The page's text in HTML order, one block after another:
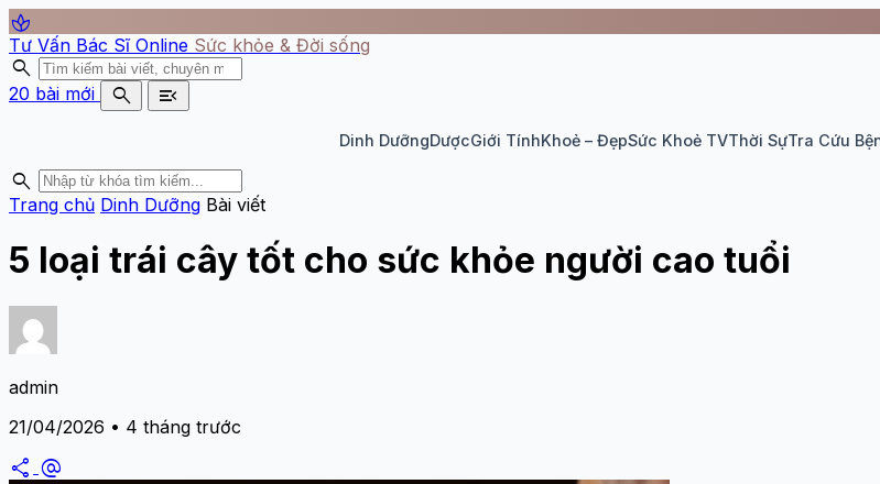
spa
Tư Vấn Bác Sĩ Online Sức khỏe & Đời sống
search
20 bài mới search menu_open
Dinh DưỡngDượcGiới TínhKhoẻ – ĐẹpSức Khoẻ TVThời SựTra Cứu
search
Trang chủ Dinh Dưỡng Bài viết
5 loại trái cây tốt cho sức khỏe người cao tuổi
admin
21/04/2026 • 4 tháng trước
share alternate_email